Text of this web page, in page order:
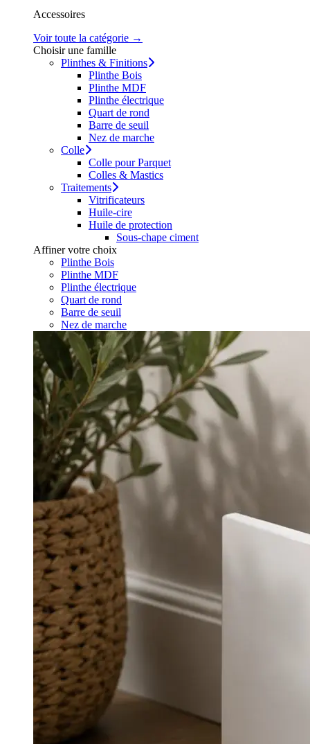
Accessoires
Voir toute la catégorie →
Choisir une famille
Plinthes & Finitions
Plinthe Bois
Plinthe MDF
Plinthe électrique
Quart de rond
Barre de seuil
Nez de marche
Colle
Colle pour Parquet
Colles & Mastics
Traitements
Vitrificateurs
Huile-cire
Huile de protection
Sous-chape ciment
Affiner votre choix
Plinthe Bois
Plinthe MDF
Plinthe électrique
Quart de rond
Barre de seuil
Nez de marche